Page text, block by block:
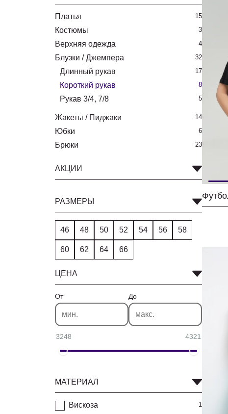
Платья 15
Костюмы 3
Верхняя одежда 4
Блузки / Джемпера 32
Длинный рукав 17
Короткий рукав 8
Рукав 3/4, 7/8 5
Жакеты / Пиджаки 14
Юбки 6
Брюки 23
АКЦИИ
РАЗМЕРЫ
46 48 50 52 54 56 58
60 62 64 66
ЦЕНА
От До
3248 4321
МАТЕРИАЛ
Вискоза 1